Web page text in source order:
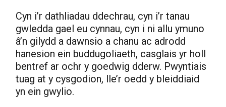
Cyn i’r dathliadau ddechrau, cyn i’r tanau
gwledda gael eu cynnau, cyn i ni allu ymuno
â’n gilydd a dawnsio a chanu ac adrodd
hanesion ein buddugoliaeth, casglais yr holl
bentref ar ochr y goedwig dderw. Pwyntiais
tuag at y cysgodion, lle’r oedd y bleiddiaid
yn ein gwylio.